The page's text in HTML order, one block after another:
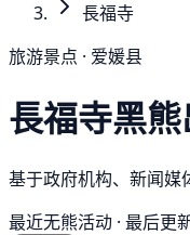
長福寺
旅游景点 · 爱媛县
長福寺黑熊
基于政府机构、新闻媒
最近无熊活动 · 最后更